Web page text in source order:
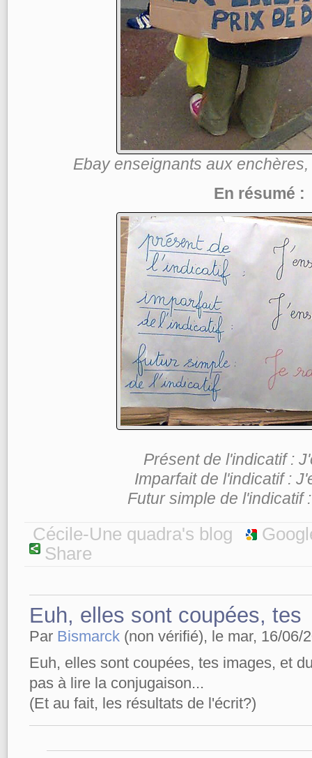
Ebay enseignants aux
En résumé :
Présent de l'indicatif :
Imparfait de l'indicatif :
Futur simple de l'indicatif
Cécile-Une quadra's blog
Share
Euh, elles sont coupées, tes
Par Bismarck (non vérifié), le mar, 16/06/
Euh, elles sont coupées, tes images, et
pas à lire la conjugaison...
(Et au fait, les résultats de l'écrit?)